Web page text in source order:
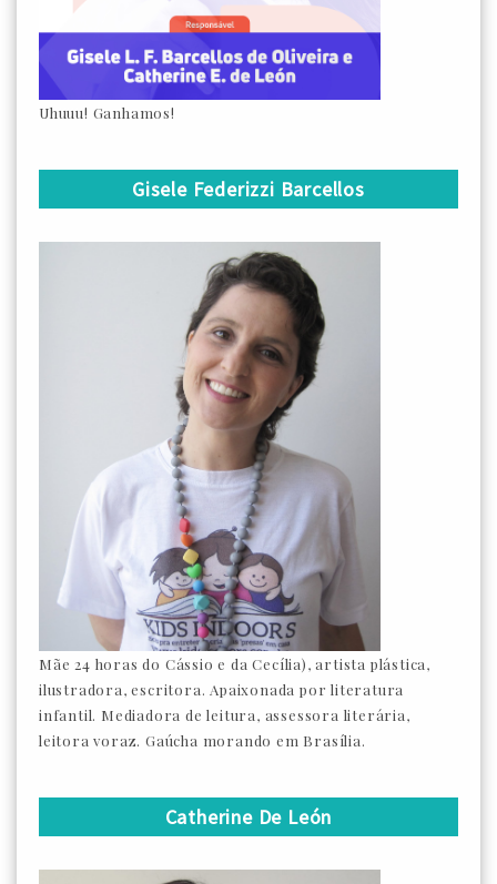
Uhuuu! Ganhamos!
Gisele Federizzi Barcellos
Mãe 24 horas do Cássio e da Cecília), artista plástica,
ilustradora, escritora. Apaixonada por literatura
infantil. Mediadora de leitura, assessora literária,
leitora voraz. Gaúcha morando em Brasília.
Catherine De León